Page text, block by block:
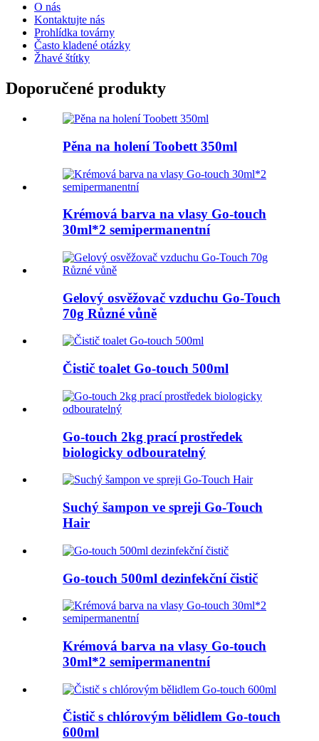
O nás
Kontaktujte nás
Prohlídka továrny
Často kladené otázky
Žhavé štítky
Doporučené produkty
Pěna na holení Toobett 350ml
Krémová barva na vlasy Go-touch
30ml*2 semipermanentní
Gelový osvěžovač vzduchu Go-Touch
70g Různé vůně
Čistič toalet Go-touch 500ml
Go-touch 2kg prací prostředek
biologicky odbouratelný
Suchý šampon ve spreji Go-Touch
Hair
Go-touch 500ml dezinfekční čistič
Krémová barva na vlasy Go-touch
30ml*2 semipermanentní
Čistič s chlórovým bělidlem Go-touch
600ml